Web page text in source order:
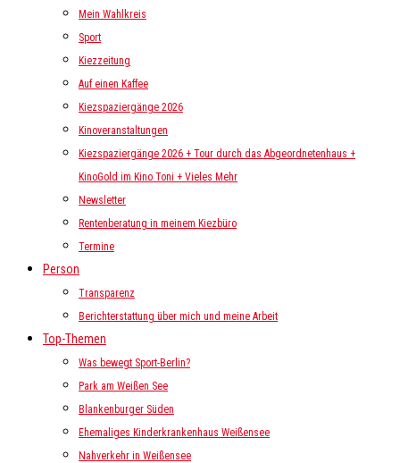
Mein Wahlkreis
Sport
Kiezzeitung
Auf einen Kaffee
Kiezspaziergänge 2026
Kinoveranstaltungen
Kiezspaziergänge 2026 + Tour durch das Abgeordnetenhaus +
KinoGold im Kino Toni + Vieles Mehr
Newsletter
Rentenberatung in meinem Kiezbüro
Termine
Person
Transparenz
Berichterstattung über mich und meine Arbeit
Top-Themen
Was bewegt Sport-Berlin?
Park am Weißen See
Blankenburger Süden
Ehemaliges Kinderkrankenhaus Weißensee
Nahverkehr in Weißensee